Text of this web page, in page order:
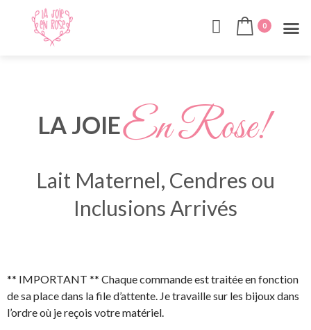
0
LA JOIEEn Rose!
Lait Maternel, Cendres ou
Inclusions Arrivés
** IMPORTANT ** Chaque commande est traitée en fonction
de sa place dans la file d’attente. Je travaille sur les bijoux dans
l’ordre où je reçois votre matériel.